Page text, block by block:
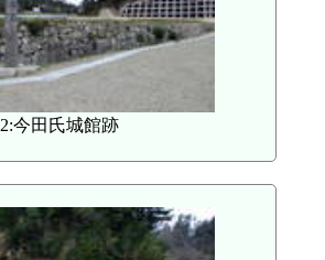
2:今田氏城館跡